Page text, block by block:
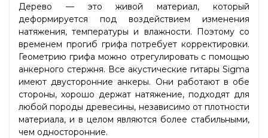
Дерево — это живой материал, который
деформируется под воздействием изменения
натяжения, температуры и влажности. Поэтому со
временем прогиб грифа потребует корректировки.
Геометрию грифа можно отрегулировать с помощью
анкерного стержня. Все акустические гитары Sigma
имеют двусторонние анкеры. Они работают в обе
стороны, хорошо держат натяжение, подходят для
любой породы древесины, независимо от плотности
материала, и в целом являются более стабильными,
чем односторонние.